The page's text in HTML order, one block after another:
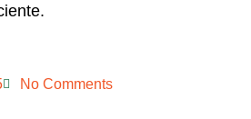
No Comments